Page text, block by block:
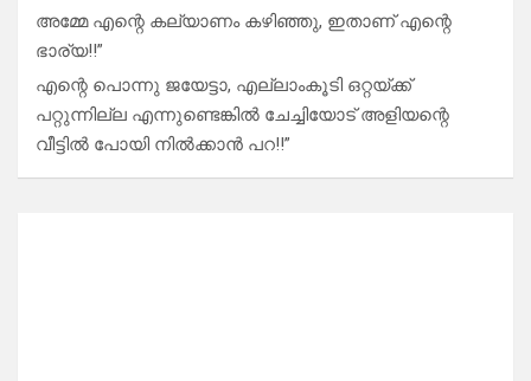
അമ്മേ എന്റെ കല്യാണം കഴിഞ്ഞു, ഇതാണ് എന്റെ
ഭാര്യ!!”
എന്റെ പൊന്നു ജയേട്ടാ, എല്ലാംകൂടി ഒറ്റയ്ക്ക്
പറ്റുന്നില്ല എന്നുണ്ടെങ്കിൽ ചേച്ചിയോട് അളിയന്റെ
വീട്ടിൽ പോയി നിൽക്കാൻ പറ!!”